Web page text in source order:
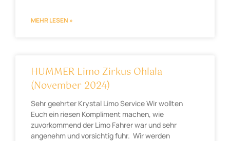
MEHR LESEN »
HUMMER Limo Zirkus Ohlala
(November 2024)
Sehr geehrter Krystal Limo Service Wir wollten
Euch ein riesen Kompliment machen, wie
zuvorkommend der Limo Fahrer war und sehr
angenehm und vorsichtig fuhr. Wir werden